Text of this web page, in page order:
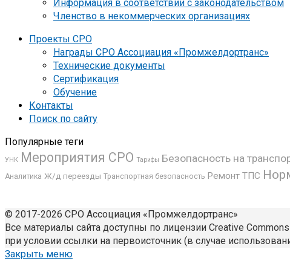
Информация в соответствии с законодательством
Членство в некоммерческих организациях
Проекты СРО
Награды СРО Ассоциация «Промжелдортранс»
Технические документы
Сертификация
Обучение
Контакты
Поиск по сайту
Популярные теги
УНК Мероприятия СРО Тарифы Безопасность на
Аналитика Ж/д переезды Транспортная безопасность Ремонт ТПС
© 2017-2026 СРО Ассоциация «Промжелдортранс»
Все материалы сайта доступны по лицензии Creative
при условии ссылки на первоисточник (в случае
Закрыть меню